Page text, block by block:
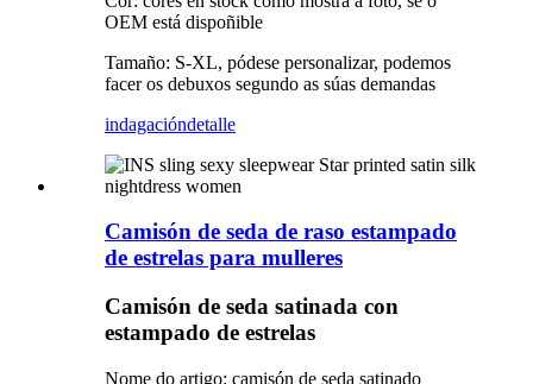
OEM está dispoñible
Tamaño: S-XL, pódese personalizar, podemos
facer os debuxos segundo as súas demandas
indagacióndetalle
Camisón de seda de raso estampado
de estrelas para mulleres
Camisón de seda satinada con
estampado de estrelas
Nome do artigo: camisón de seda satinado